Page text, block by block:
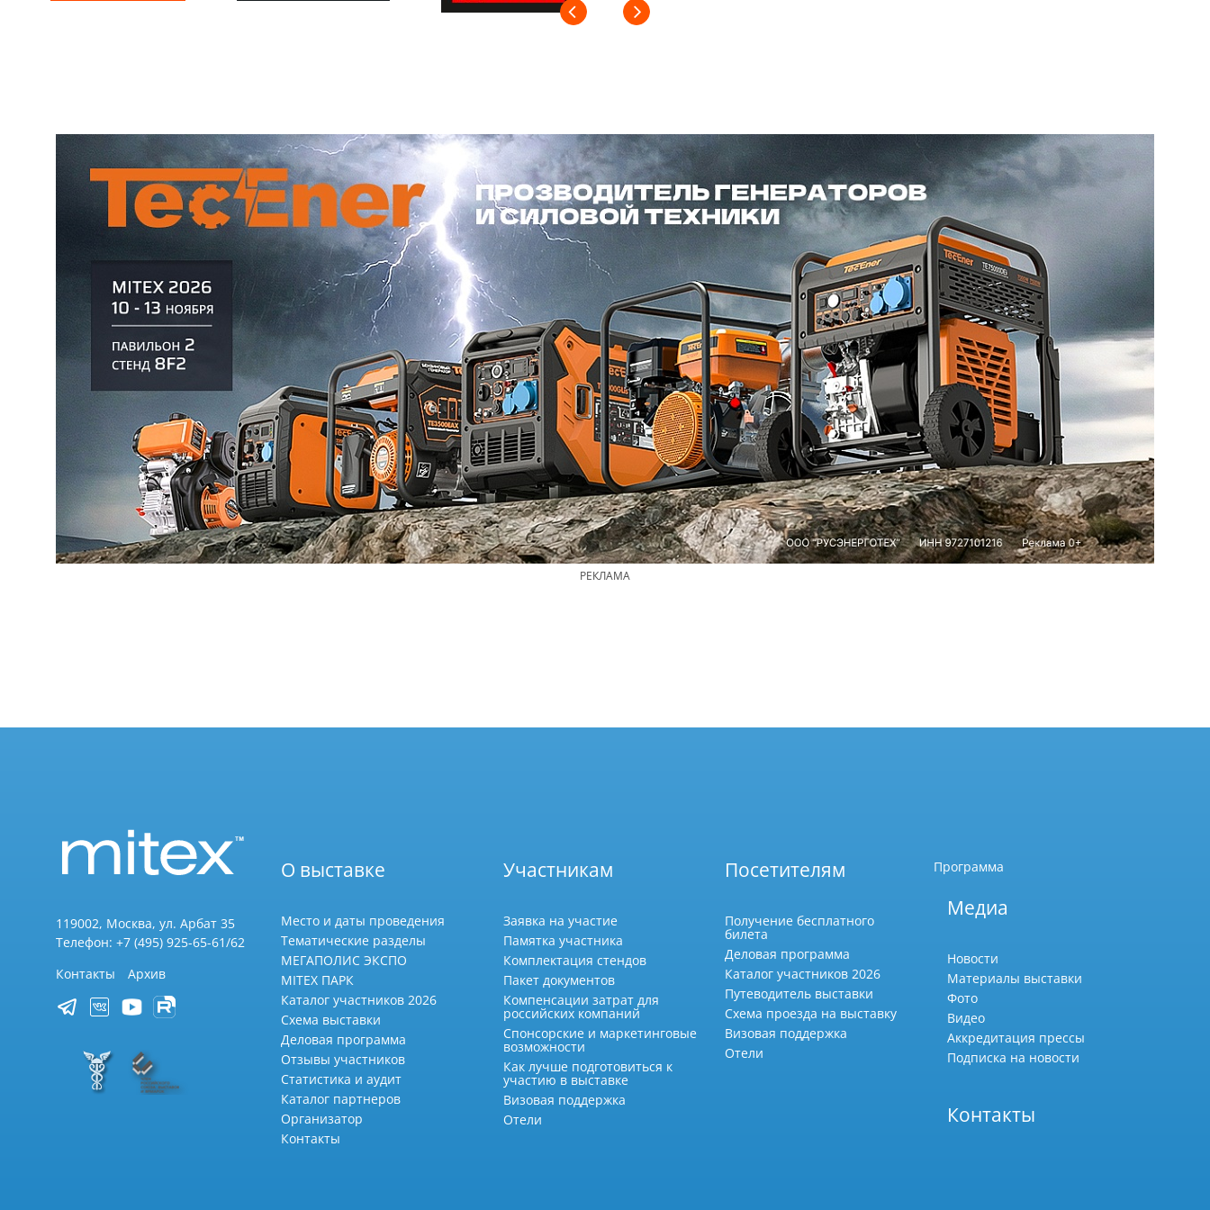
РЕКЛАМА
119002, Москва, ул. Арбат 35
Телефон: +7 (495) 925-65-61/62
Контакты
Архив
О выставке
Место и даты проведения
Тематические разделы
МЕГАПОЛИС ЭКСПО
MITEX ПАРК
Каталог участников 2026
Схема выставки
Деловая программа
Отзывы участников
Статистика и аудит
Каталог партнеров
Организатор
Контакты
Участникам
Заявка на участие
Памятка участника
Комплектация стендов
Пакет документов
Компенсации затрат для
российских компаний
Спонсорские и маркетинговые
возможности
Как лучше подготовиться к
участию в выставке
Визовая поддержка
Отели
Посетителям
Получение бесплатного
билета
Деловая программа
Каталог участников 2026
Путеводитель выставки
Схема проезда на выставку
Визовая поддержка
Отели
Программа
Медиа
Новости
Материалы выставки
Фото
Видео
Аккредитация прессы
Подписка на новости
Контакты